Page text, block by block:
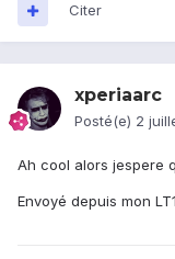
Citer
xperiaarc
Posté(e) 2
Ah cool alors jespere
Envoyé depuis mon